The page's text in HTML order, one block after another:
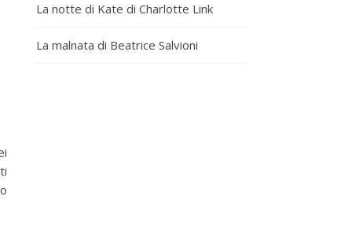
La notte di Kate di Charlotte Link
La malnata di Beatrice Salvioni